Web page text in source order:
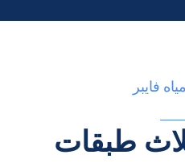
فايبر
طبقات